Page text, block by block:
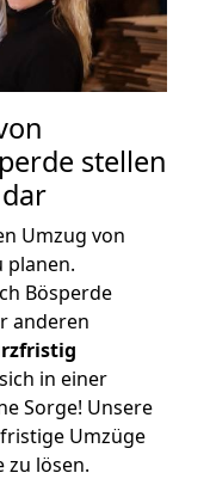
stellen
Umzug von
planen.
Bösperde
anderen
in einer
Sorge! Unsere
Umzüge
zu lösen.